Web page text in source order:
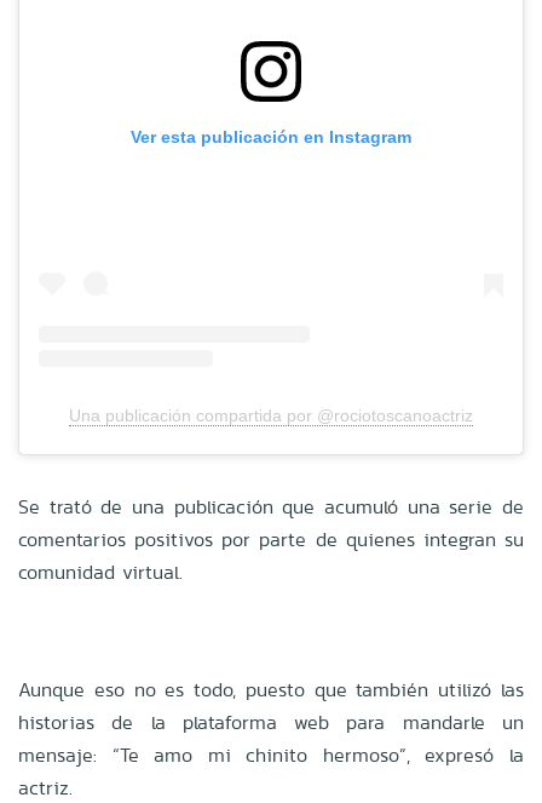
Ver esta publicación en Instagram
Una publicación compartida por @rociotoscanoactriz
Se trató de una publicación que acumuló una serie de
comentarios positivos por parte de quienes integran su
comunidad virtual.
Aunque eso no es todo, puesto que también utilizó las
historias de la plataforma web para mandarle un
mensaje: “Te amo mi chinito hermoso”, expresó la
actriz.